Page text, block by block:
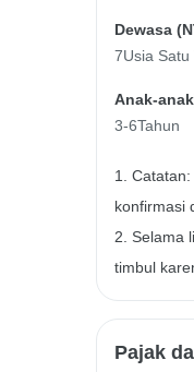
Dewasa (
7Usia Satu
Anak-
3-6Tahun
1.
konfirmasi
2. Selama
timbul
Pajak